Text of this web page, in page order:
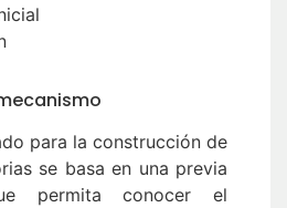
para la construcción de
se basa en una previa
permita conocer el